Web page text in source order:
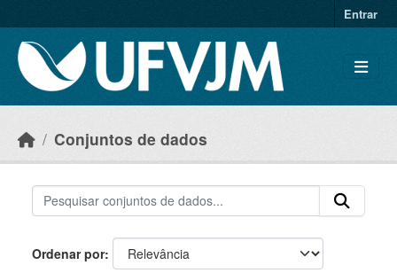
Entrar
Conjuntos de dados
Ordenar por